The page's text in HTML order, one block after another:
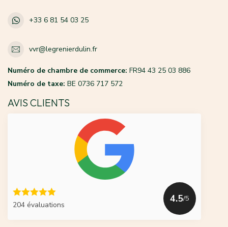
+33 6 81 54 03 25
vvr@legrenierdulin.fr
Numéro de chambre de commerce: FR94 43 25 03 886
Numéro de taxe: BE 0736 717 572
AVIS CLIENTS
204 évaluations
4.5/5